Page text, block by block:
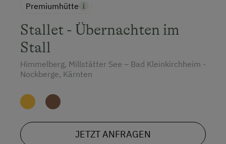
Premiumhütte
Stallet - Übernachten im
Stall
Himmelberg, Millstätter See – Bad Kleinkirchheim -
Nockberge, Kärnten
JETZT ANFRAGEN